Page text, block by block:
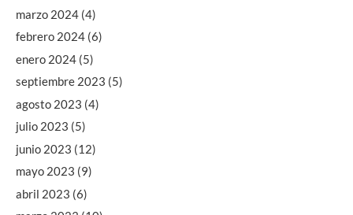
marzo 2024 (4)
febrero 2024 (6)
enero 2024 (5)
septiembre 2023 (5)
agosto 2023 (4)
julio 2023 (5)
junio 2023 (12)
mayo 2023 (9)
abril 2023 (6)